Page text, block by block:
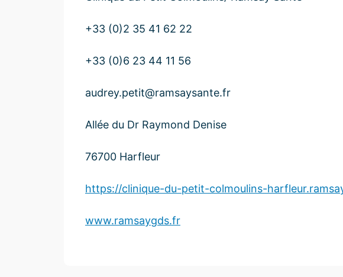
+33 (0)2 35 41 62 22
+33 (0)6 23 44 11 56
audrey.petit@ramsaysante.fr
Allée du Dr Raymond Denise
76700 Harfleur
https://clinique-du-petit-colmoulins-
www.ramsaygds.fr